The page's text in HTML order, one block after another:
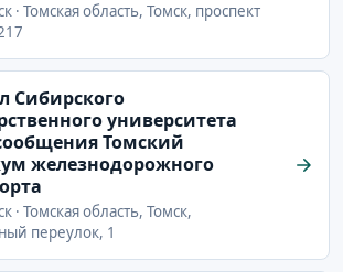
· Томская область, Томск, проспект
Сибирского
университета
Томский
железнодорожного
· Томская область, Томск,
переулок, 1